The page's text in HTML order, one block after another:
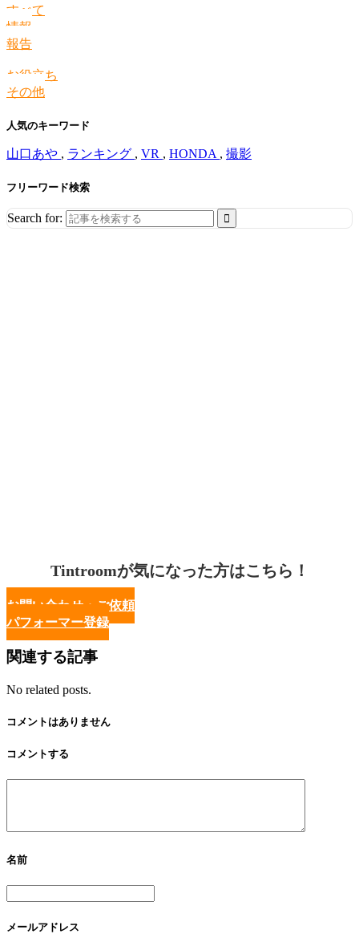
すべて
情報
報告
お役立ち
その他
人気のキーワード
山口あや , ランキング , VR , HONDA , 撮影
フリーワード検索
Search for:
Tintroomが気になった方はこちら！
お問い合わせ・ご依頼
パフォーマー登録
関連する記事
No related posts.
コメントはありません
コメントする
名前
メールアドレス